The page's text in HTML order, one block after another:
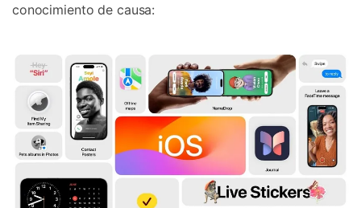
conocimiento de causa: